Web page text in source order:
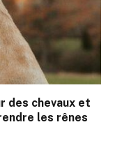
des chevaux et
les rênes